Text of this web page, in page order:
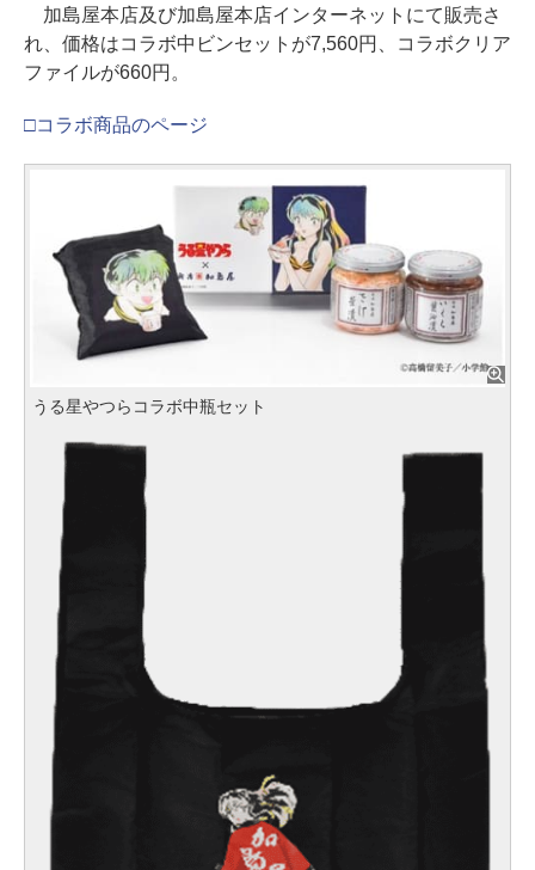
加島屋本店及び加島屋本店インターネットにて販売さ
れ、価格はコラボ中ビンセットが7,560円、コラボクリア
ファイルが660円。
□コラボ商品のページ
うる星やつらコラボ中瓶セット